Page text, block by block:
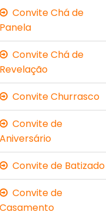
Convite Chá de
Panela
Convite Chá de
Revelação
Convite Churrasco
Convite de
Aniversário
Convite de Batizado
Convite de
Casamento